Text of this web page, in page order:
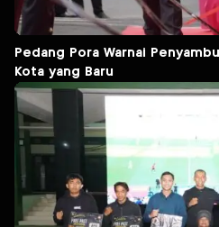
Pedang Pora Warnai
Kota yang Baru